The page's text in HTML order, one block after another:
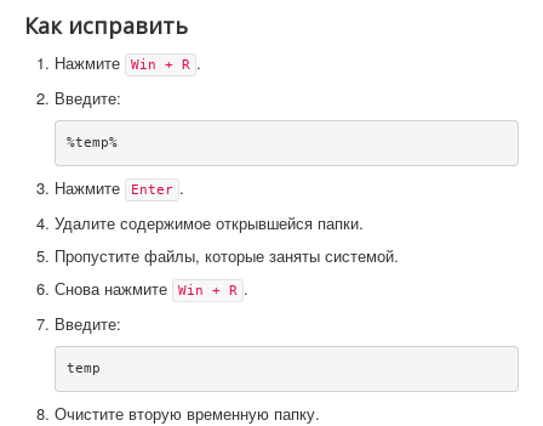
Как исправить
Нажмите Win + R .
Введите:
%temp%
Нажмите Enter .
Удалите содержимое открывшейся папки.
Пропустите файлы, которые заняты системой.
Снова нажмите
Win + R .
Введите:
Очистите вторую временную папку.